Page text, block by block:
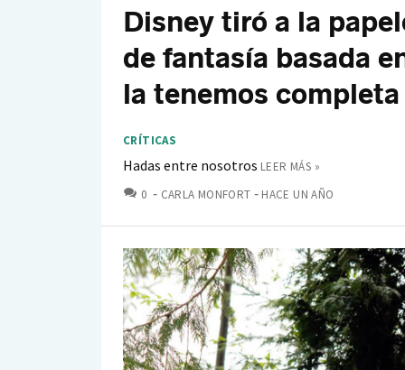
Disney tiró a la
de fantasía basada
la tenemos
CRÍTICAS
Hadas entre nosotros LEER MÁS »
0 COMENTARIOS
CARLA MONFORT HACE UN AÑO